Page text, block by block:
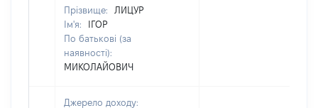
Прізвище:
ЛИЦУР
Ім'я:
ІГОР
По батькові (за
наявності):
МИКОЛАЙОВИЧ
Джерело доходу: